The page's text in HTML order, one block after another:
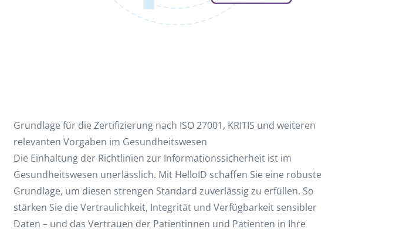
Grundlage für die Zertifizierung nach ISO 27001, KRITIS und weiteren
relevanten Vorgaben im Gesundheitswesen
Die Einhaltung der Richtlinien zur Informationssicherheit ist im
Gesundheitswesen unerlässlich. Mit HelloID schaffen Sie eine robuste
Grundlage, um diesen strengen Standard zuverlässig zu erfüllen. So
stärken Sie die Vertraulichkeit, Integrität und Verfügbarkeit sensibler
Daten – und das Vertrauen der Patientinnen und Patienten in Ihre